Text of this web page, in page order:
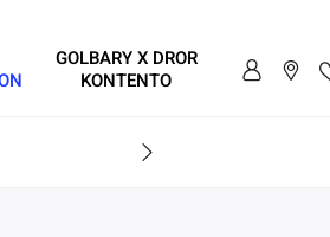
GOLBARY X DROR
KONTENTO